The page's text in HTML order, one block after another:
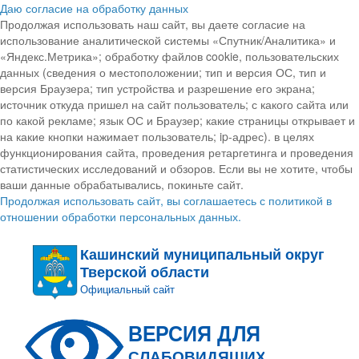
Даю согласие на обработку данных
Продолжая использовать наш сайт, вы даете согласие на
использование аналитической системы «Спутник/Аналитика» и
«Яндекс.Метрика»; обработку файлов cookie, пользовательских
данных (сведения о местоположении; тип и версия ОС, тип и
версия Браузера; тип устройства и разрешение его экрана;
источник откуда пришел на сайт пользователь; с какого сайта или
по какой рекламе; язык ОС и Браузер; какие страницы открывает и
на какие кнопки нажимает пользователь; ip-адрес). в целях
функционирования сайта, проведения ретаргетинга и проведения
статистических исследований и обзоров. Если вы не хотите, чтобы
ваши данные обрабатывались, покиньте сайт.
Продолжая использовать сайт, вы соглашаетесь с политикой в
отношении обработки персональных данных.